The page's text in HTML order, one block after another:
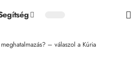
– válaszol a Kúria